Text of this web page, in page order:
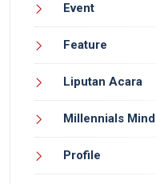
Event
Feature
Liputan Acara
Millennials Mind
Profile